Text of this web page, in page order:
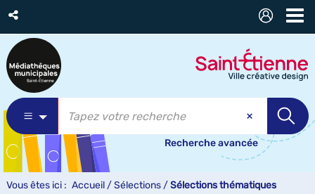
Recherche avancée
Vous êtes ici : Accueil /Sélections /Sélections thématiques